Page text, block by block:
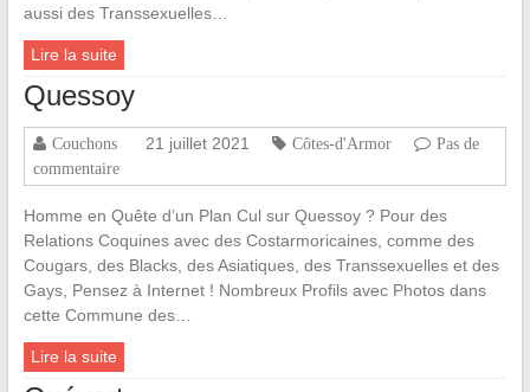
aussi des Transsexuelles…
Lire la suite
Quessoy
Couchons 21 juillet 2021 Côtes-d'Armor
Pas de
commentaire
Homme en Quête d’un Plan Cul sur Quessoy ? Pour des
Relations Coquines avec des Costarmoricaines, comme des
Cougars, des Blacks, des Asiatiques, des Transsexuelles et des
Gays, Pensez à Internet ! Nombreux Profils avec Photos dans
cette Commune des…
Lire la suite